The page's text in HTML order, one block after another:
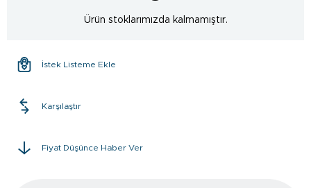
Ürün stoklarımızda kalmamıştır.
İstek Listeme Ekle
Karşılaştır
Fiyat Düşünce Haber Ver